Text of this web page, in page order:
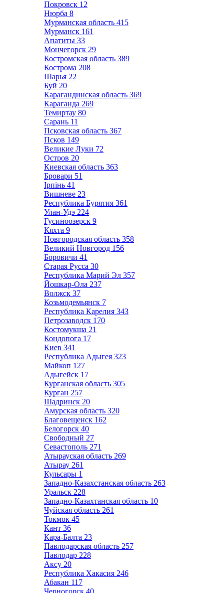
Покровск 12
Нюрба 8
Мурманская область 415
Мурманск 161
Апатиты 33
Мончегорск 29
Костромская область 389
Кострома 208
Шарья 22
Буй 20
Карагандинская область 369
Караганда 269
Темиртау 80
Сарань 11
Псковская область 367
Псков 149
Великие Луки 72
Остров 20
Киевская область 363
Бровари 51
Ірпінь 41
Вишневе 23
Республика Бурятия 361
Улан-Удэ 224
Гусиноозерск 9
Кяхта 9
Новгородская область 358
Великий Новгород 156
Боровичи 41
Старая Русса 30
Республика Марий Эл 357
Йошкар-Ола 237
Волжск 37
Козьмодемьянск 7
Республика Карелия 343
Петрозаводск 170
Костомукша 21
Кондопога 17
Киев 341
Республика Адыгея 323
Майкоп 127
Адыгейск 17
Курганская область 305
Курган 257
Шадринск 20
Амурская область 320
Благовещенск 162
Белогорск 40
Свободный 27
Севастополь 271
Атырауская область 269
Атырау 261
Кульсары 1
Западно-Казахстанская область 263
Уральск 228
Западно-Казахтанская область 10
Чуйская область 261
Токмок 45
Кант 36
Кара-Балта 23
Павлодарская область 257
Павлодар 228
Аксу 20
Республика Хакасия 246
Абакан 117
Черногорск 40